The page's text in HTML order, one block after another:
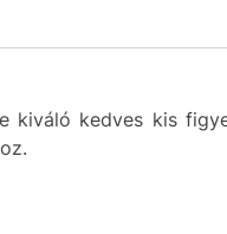
kedves kis